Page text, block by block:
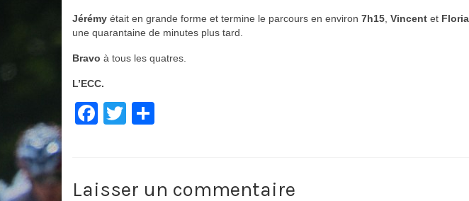
Jérémy était en grande forme et termine le parcours en environ 7h15 Vincent et
une quarantaine de minutes plus tard.
Bravo à tous les quatres.
L’ECC.
Facebook
Twitter
Laisser un commentaire